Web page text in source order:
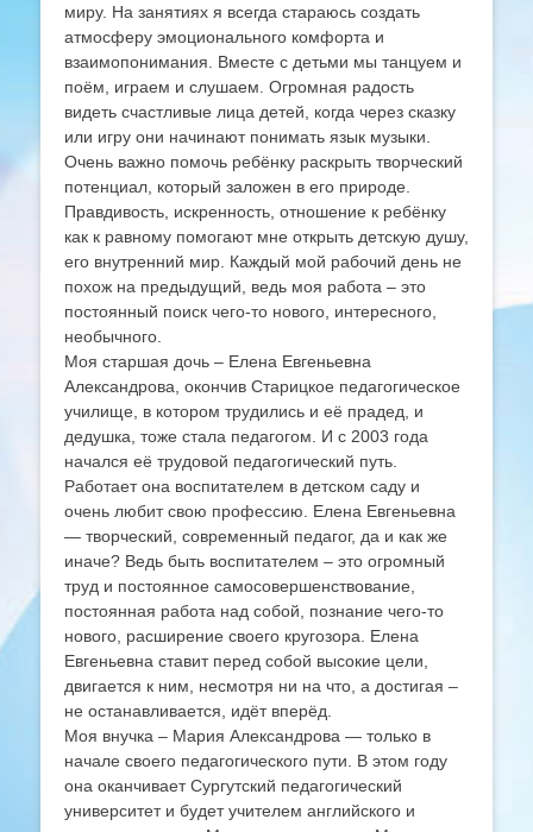
миру. На занятиях я всегда стараюсь создать
атмосферу эмоционального комфорта и
взаимопонимания. Вместе с детьми мы танцуем и
поём, играем и слушаем. Огромная радость
видеть счастливые лица детей, когда через сказку
или игру они начинают понимать язык музыки.
Очень важно помочь ребёнку раскрыть творческий
потенциал, который заложен в его природе.
Правдивость, искренность, отношение к ребёнку
как к равному помогают мне открыть детскую душу,
его внутренний мир. Каждый мой рабочий день не
похож на предыдущий, ведь моя работа – это
постоянный поиск чего-то нового, интересного,
необычного.
Моя старшая дочь – Елена Евгеньевна
Александрова, окончив Старицкое педагогическое
училище, в котором трудились и её прадед, и
дедушка, тоже стала педагогом. И с 2003 года
начался её трудовой педагогический путь.
Работает она воспитателем в детском саду и
очень любит свою профессию. Елена Евгеньевна
— творческий, современный педагог, да и как же
иначе? Ведь быть воспитателем – это огромный
труд и постоянное самосовершенствование,
постоянная работа над собой, познание чего-то
нового, расширение своего кругозора. Елена
Евгеньевна ставит перед собой высокие цели,
двигается к ним, несмотря ни на что, а достигая –
не останавливается, идёт вперёд.
Моя внучка – Мария Александрова — только в
начале своего педагогического пути. В этом году
она оканчивает Сургутский педагогический
университет и будет учителем английского и